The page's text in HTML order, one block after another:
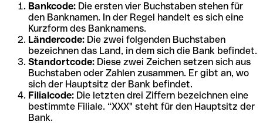
Bankcode: Die ersten vier Buchstaben stehen für
den Banknamen. In der Regel handelt es sich eine
Kurzform des Banknamens.
Ländercode: Die zwei folgenden Buchstaben
bezeichnen das Land, in dem sich die Bank befindet.
Standortcode: Diese zwei Zeichen setzen sich aus
Buchstaben oder Zahlen zusammen. Er gibt an, wo
sich der Hauptsitz der Bank befindet.
Filialcode: Die letzten drei Ziffern bezeichnen eine
bestimmte Filiale. “XXX" steht für den Hauptsitz der
Bank.